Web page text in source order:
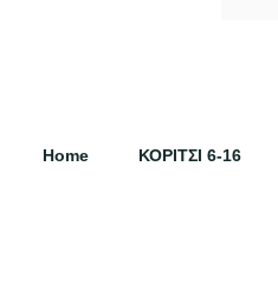
Home ΚΟΡΙΤΣΙ 6-16